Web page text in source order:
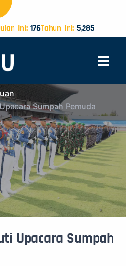
Ini:176Tahun Ini: 5,285
Sumpah Pemuda
Upacara Sumpah